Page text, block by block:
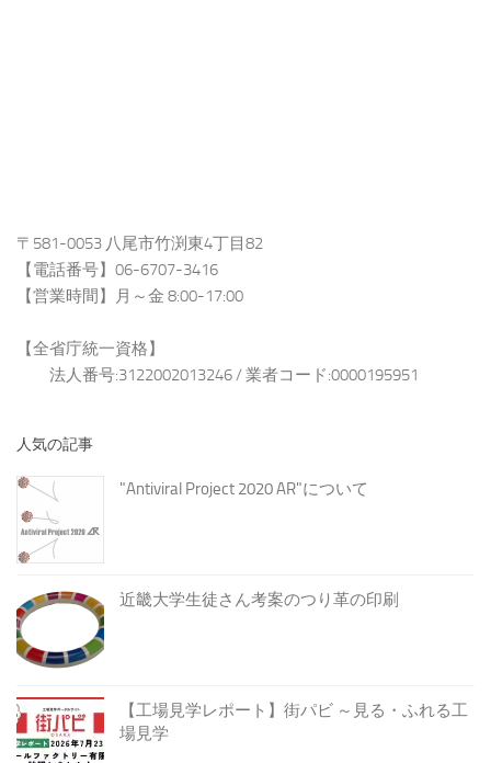
〒581-0053 八尾市竹渕東4丁目82
【電話番号】06-6707-3416
【営業時間】月～金 8:00-17:00
【全省庁統一資格】
法人番号:3122002013246 / 業者コード:0000195951
人気の記事
"Antiviral Project 2020 AR"について
近畿大学生徒さん考案のつり革の印刷
【工場見学レポート】街パビ ～見る・ふれる工
場見学